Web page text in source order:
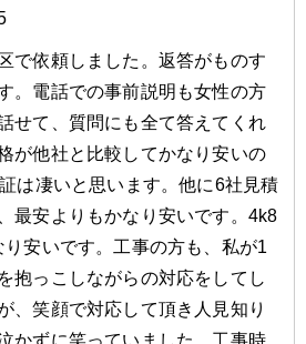
で依頼しました。返答がものす
。電話での事前説明も女性の方
せて、質問にも全て答えてくれ
が他社と比較してかなり安いの
は凄いと思います。他に6社見積
最安よりもかなり安いです。4k8
り安いです。工事の方も、私が1
抱っこしながらの対応をしてし
、笑顔で対応して頂き人見知り
かずに笑っていました。工事時